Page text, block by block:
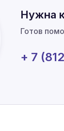
Нужна
Готов
+ 7